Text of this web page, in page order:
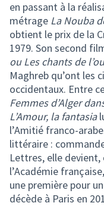
en passant à la
métrage La Nouba
obtient le prix de la
1979. Son second
ou Les chants de
Maghreb qu’ont les
occidentaux. Entre
Femmes d’Alger
L’Amour, la fantasia
l’Amitié franco-
littéraire :
Lettres, elle devient,
l’Académie
une première pour
décède à Paris en